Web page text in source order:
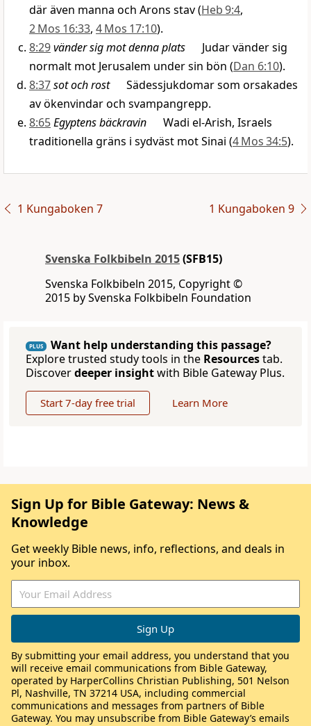
där även manna och Arons stav (Heb 9:4,
2 Mos 16:33, 4 Mos 17:10).
8:29vänder sig mot denna plats Judar vänder sig
normalt mot Jerusalem under sin bön (Dan 6:10).
8:37sot och rostSädessjukdomar som orsakades
av ökenvindar och svampangrepp.
8:65Egyptens bäckravin Wadi el-Arish, Israels
traditionella gräns i sydväst mot Sinai (4 Mos 34:5).
1 Kungaboken 7 1 Kungaboken 9
Svenska Folkbibeln 2015(SFB15)
Svenska Folkbibeln 2015, Copyright ©
2015 by Svenska Folkbibeln Foundation
PLUS
Want help understanding this passage?
Explore trusted study tools in the Resourcestab.
Discoverdeeper insightwith Bible Gateway Plus.
Start 7-day free trial Learn More
Sign Up for Bible Gateway: News &
Knowledge
Get weekly Bible news, info, reflections, and deals in
your inbox.
By submitting your email address, you understand that you
will receive email communications from Bible Gateway,
operated by HarperCollins Christian Publishing, 501 Nelson
Pl, Nashville, TN 37214 USA, including commercial
communications and messages from partners of Bible
Gateway. You may unsubscribe from Bible Gateway’s emails